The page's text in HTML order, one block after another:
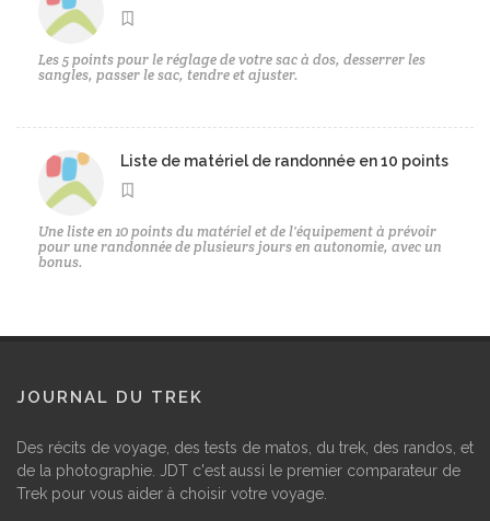
Les 5 points pour le réglage de votre sac à dos, desserrer les
sangles, passer le sac, tendre et ajuster.
Liste de matériel de randonnée en 10 points
Une liste en 10 points du matériel et de l'équipement à prévoir
pour une randonnée de plusieurs jours en autonomie, avec un
bonus.
JOURNAL DU TREK
Des récits de voyage, des tests de matos, du trek, des randos, et
de la photographie. JDT c'est aussi le premier comparateur de
Trek pour vous aider à choisir votre voyage.